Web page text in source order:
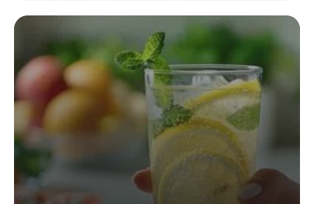
Découvrez des méthodes simples pour y
remédier rapidement
1 septembre 2024